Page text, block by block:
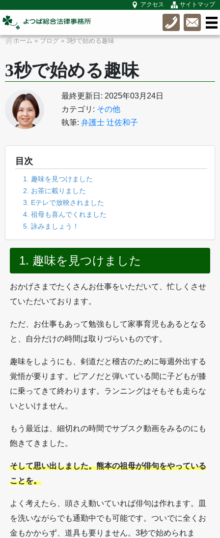
アクセス サイトマップ
ホーム » ブログ» 3秒で始める趣味
3秒で始める趣味
最終更新日: 2025年03月24日
カテゴリ: その他
執筆: 弁護士 辻佐和子
目次
1. 趣味を見つけました
2. お茶に載りました
3. Eテレで放映されました
4. 祖母も喜んでくれました
5. 詠みましょう！
1. 趣味を見つけました
おかげさまでたくさんお仕事をいただいて、忙しくさせ
ていただいております。
ただ、お仕事もあって勉強もして家事育児もあるとなる
と、自分だけの時間は取りづらいものです。
趣味をしようにも、剣道だと稽古のために毎週外出する
覚悟が要ります。ピアノだと弾いている間に子どもが膝
に乗ってきて終わります。ランニングはそもそも走らな
いといけません。
もう最近は、細切れの時間でサブスク動画をみるのにも
飽きてきました。
そして思い出しました。熊本の祖母が俳句をやっている
ことを。
よく考えたら、頭さえ動いていれば俳句は作れます。皿
を洗いながらでも通勤中でも可能です。ついでに全くお
金もかからず、道具も要りません。3秒で始められま